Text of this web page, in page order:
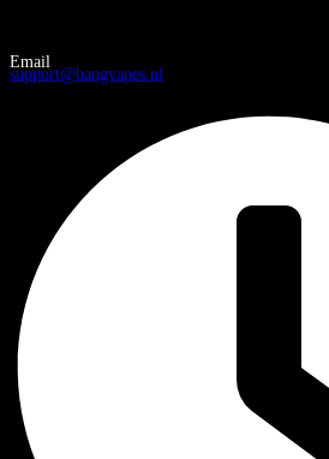
Email
support@bangvapes.nl